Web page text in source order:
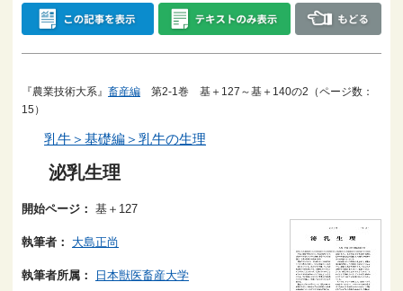
『農業技術大系』 畜産編 第2-1巻 基＋127～基＋140の2（ページ数：
15）
乳牛＞基礎編＞乳牛の生理
泌乳生理
開始ページ： 基＋127
執筆者： 大島正尚
執筆者所属： 日本獣医畜産大学